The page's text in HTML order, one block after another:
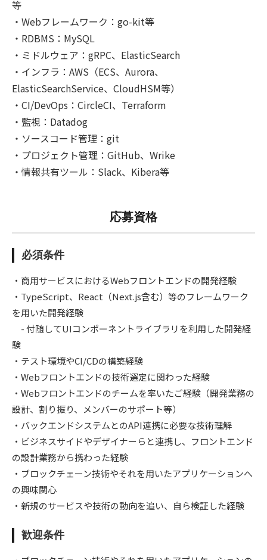
等
・Webフレームワーク：go-kit等
・RDBMS：MySQL
・ミドルウェア：gRPC、ElasticSearch
・インフラ：AWS（ECS、Aurora、
ElasticSearchService、CloudHSM等）
・CI/DevOps：CircleCI、Terraform
・監視：Datadog
・ソースコード管理：git
・プロジェクト管理：GitHub、Wrike
・情報共有ツール：Slack、Kibera等
応募資格
必須条件
・商用サービスにおけるWebフロントエンドの開発経験
・TypeScript、React（Next.js含む）等のフレームワーク
を用いた開発経験
- 付随してUIコンポーネントライブラリを利用した開発経
験
・テスト環境やCI/CDの構築経験
・Webフロントエンドの技術選定に関わった経験
・Webフロントエンドのチームを率いたご経験（開発業務の
設計、割り振り、メンバーのサポート等）
・バックエンドシステムとのAPI連携に必要な技術理解
・ビジネスサイドやデザイナーらと連携し、フロントエンド
の設計業務から携わった経験
・ブロックチェーン技術やそれを用いたアプリケーションへ
の興味関心
・新規のサービスや技術の動向を追い、自ら検証した経験
歓迎条件